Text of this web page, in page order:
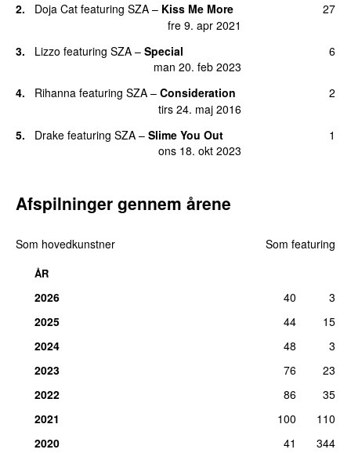
2. Doja Cat featuring SZA – Kiss Me More
fre 9. apr 2021
27
3. Lizzo featuring SZA – Special
man 20. feb 2023
6
4. Rihanna featuring SZA – Consideration
tirs 24. maj 2016
2
5. Drake featuring SZA – Slime You Out
ons 18. okt 2023
1
Afspilninger gennem årene
Som hovedkunstner Som featuring
ÅR
2026 40
3
2025
44
15
2024
48
3
2023
76
23
2022
86
35
2021
100
110
2020
41
344